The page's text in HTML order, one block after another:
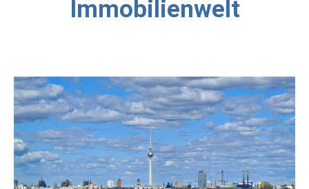
Immobilienwelt